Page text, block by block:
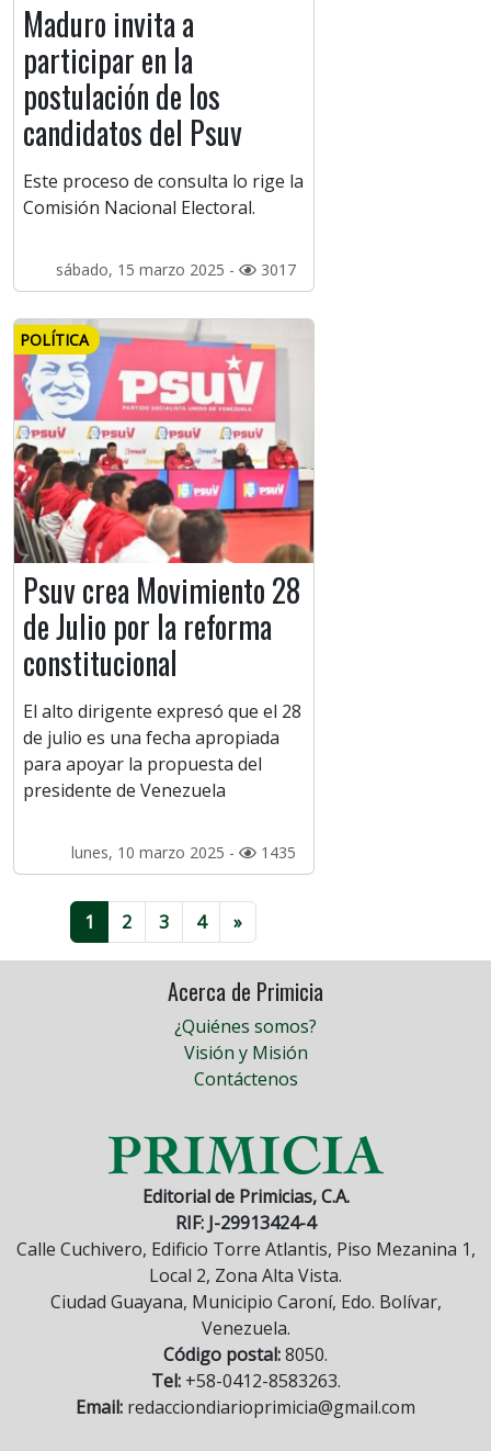
Maduro invita a
participar en la
postulación de los
candidatos del Psuv
Este proceso de consulta lo rige la
Comisión Nacional Electoral.
sábado, 15 marzo 2025 - 3017
POLÍTICA
Psuv crea Movimiento 28
de Julio por la reforma
constitucional
El alto dirigente expresó que el 28
de julio es una fecha apropiada
para apoyar la propuesta del
presidente de Venezuela
lunes, 10 marzo 2025 - 1435
1 2 3 4 »
Acerca de Primicia
¿Quiénes somos?
Visión y Misión
Contáctenos
Editorial de Primicias, C.A.
RIF: J-29913424-4
Calle Cuchivero, Edificio Torre Atlantis, Piso Mezanina 1,
Local 2, Zona Alta Vista.
Ciudad Guayana, Municipio Caroní, Edo. Bolívar,
Venezuela.
Código postal:8050.
Tel:+58-0412-8583263.
Email: redacciondiarioprimicia@gmail.com